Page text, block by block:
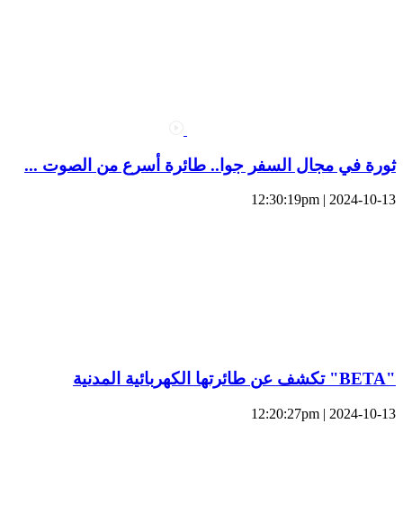
ثورة في مجال السفر جوا.. طائرة أسرع من الصوت ...
2024-10-13 | 12:30:19pm
"BETA" تكشف عن طائرتها الكهربائية المدنية
2024-10-13 | 12:20:27pm